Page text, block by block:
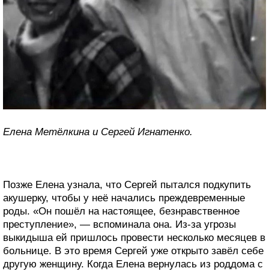
Елена Метёлкина и Сергей Игнатенко.
Позже Елена узнала, что Сергей пытался подкупить
акушерку, чтобы у неё начались преждевременные
роды. «Он пошёл на настоящее, безнравственное
преступление», — вспоминала она. Из-за угрозы
выкидыша ей пришлось провести несколько месяцев в
больнице. В это время Сергей уже открыто завёл себе
другую женщину. Когда Елена вернулась из роддома с